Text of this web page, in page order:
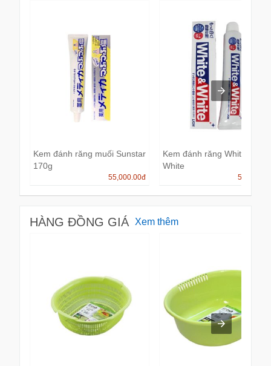
Kem đánh răng muối Sunstar
170g
55,000.00đ
Kem đánh răng White &
White
55,000.00
HÀNG ĐỒNG GIÁ Xem thêm